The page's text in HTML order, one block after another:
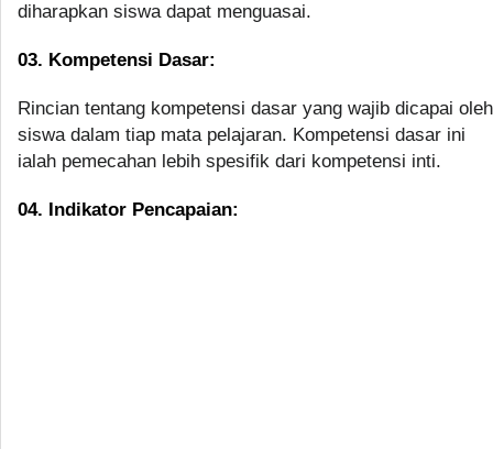
diharapkan siswa dapat menguasai.
03. Kompetensi Dasar:
Rincian tentang kompetensi dasar yang wajib dicapai oleh
siswa dalam tiap mata pelajaran. Kompetensi dasar ini
ialah pemecahan lebih spesifik dari kompetensi inti.
04. Indikator Pencapaian: